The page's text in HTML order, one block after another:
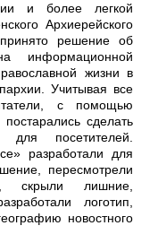
и более легкой
Архиерейского
решение об
информационной
жизни в
Учитывая все
с помощью
сделать
посетителей.
разработали для
пересмотрели
скрыли лишние,
логотип,
новостного